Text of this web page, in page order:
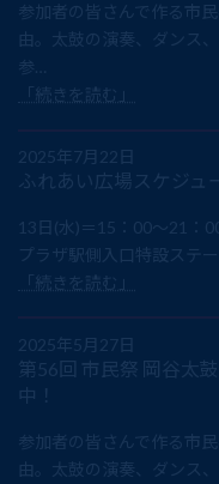
参加者の皆さんで作る市
由。太鼓の演奏、ダンス
参…
「続きを読む」
2025年7月22日
ふれあい広場スケジュ
13日(水)＝15：00～21：
プラザ駅側入口特設ステ
「続きを読む」
2025年5月27日
第56回 市民祭 岡谷太
中！
参加者の皆さんで作る市
由。太鼓の演奏、ダンス